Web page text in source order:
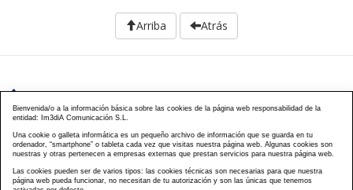
Arriba Atrás
976 203 103
Calle Mayor, 40, CP 50001 - Zaragoza
cursos@famcp.org
Plan de Formación|Cursos On Line|Cursos
Bienvenida/o a la información básica sobre las cookies de la página web responsabilidad de la
entidad: Im3diA Comunicación S.L.
Una cookie o galleta informática es un pequeño archivo de información que se guarda en tu
ordenador, “smartphone” o tableta cada vez que visitas nuestra página web. Algunas cookies son
nuestras y otras pertenecen a empresas externas que prestan servicios para nuestra página web.
Las cookies pueden ser de varios tipos: las cookies técnicas son necesarias para que nuestra
página web pueda funcionar, no necesitan de tu autorización y son las únicas que tenemos